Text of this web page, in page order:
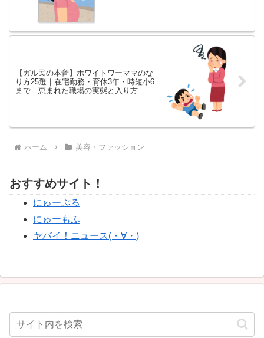
【ガル民の本音】ホワイトワーママのな
り方25選｜在宅勤務・育休3年・時短小6
まで…恵まれた職場の実態と入り方
ホーム 美容・ファッション
おすすめサイト！
にゅーぷる
にゅーもふ
ヤバイ！ニュース(・∀・)